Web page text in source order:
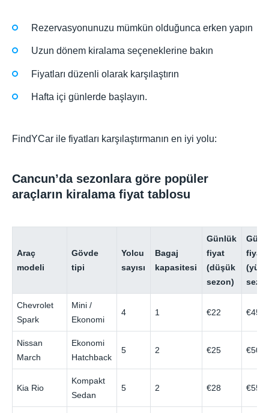
Rezervasyonunuzu mümkün olduğunca erken yapın
Uzun dönem kiralama seçeneklerine bakın
Fiyatları düzenli olarak karşılaştırın
Hafta içi günlerde başlayın.
FindYCar ile fiyatları karşılaştırmanın en iyi yolu:
Cancun’da sezonlara göre popüler
araçların kiralama fiyat tablosu
Araç
modeli
Gövde
tipi
Yolcu
sayısı
Bagaj
kapasitesi
Günlük
fiyat
(düşük
sezon)
fiyat
Chevrolet
Spark
Mini /
Ekonomi
4 1 €22 €45
Nissan
March
Ekonomi
Hatchback
5 2 €25 €50
Kia Rio
Kompakt
Sedan
5 2 €28 €55